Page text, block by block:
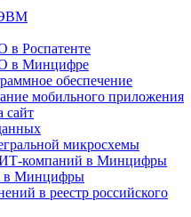
ЭВМ
в Роспатенте
в Минцифре
обеспечение
мобильного приложения
сайт
микросхемы
ИТ-компаний в Минцифры
в Минцифры
в реестр российского